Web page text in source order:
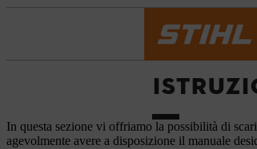
In questa sezione vi offriamo la possibilità di
agevolmente avere a disposizione il manuale